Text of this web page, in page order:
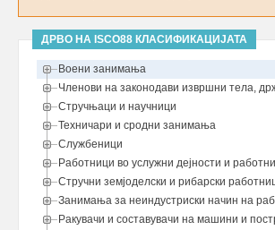
ДРВО НА ISCO88 КЛАСИФИКАЦИЈАТА
Воени занимања
Членови на законодави извршни тела,
Стручњаци и научници
Техничари и сродни занимања
Службеници
Работници во услужни дејности и
Стручни земјоделски и рибарски
Занимања за неиндустриски начин на
Ракувачи и составувачи на машини и